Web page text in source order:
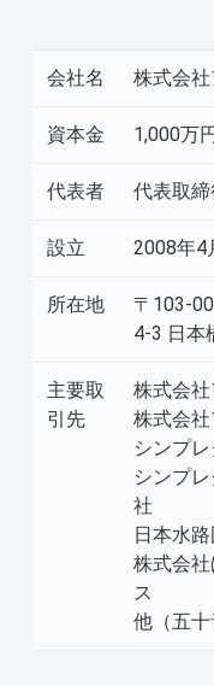
会社名 株式会
資本金 1,000万
代表者 代表取
設立 2008年4
所在地
〒103-
4-3 日本
主要取
引先
株式会
株式会
シンプ
シンプ
社
日本水
株式会
ス
他（五十